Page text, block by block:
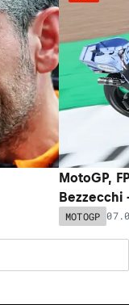
MotoGP,
Bezzecchi
MOTOGP